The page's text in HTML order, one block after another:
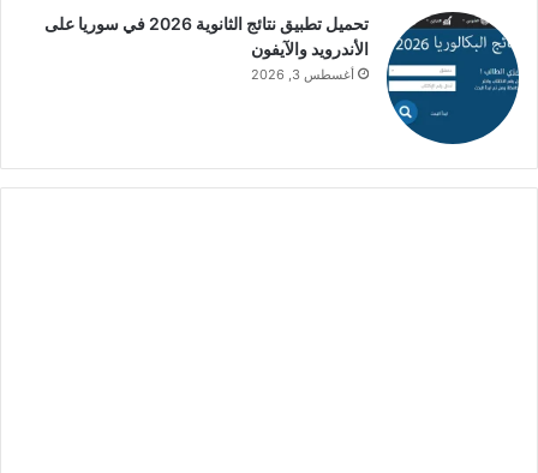
تحميل تطبيق نتائج الثانوية 2026 في سوريا على
الأندرويد والآيفون
أغسطس 3, 2026